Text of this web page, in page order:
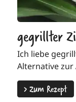
gegrillter
Ich liebe
Alternative zur
>Zum Rezept